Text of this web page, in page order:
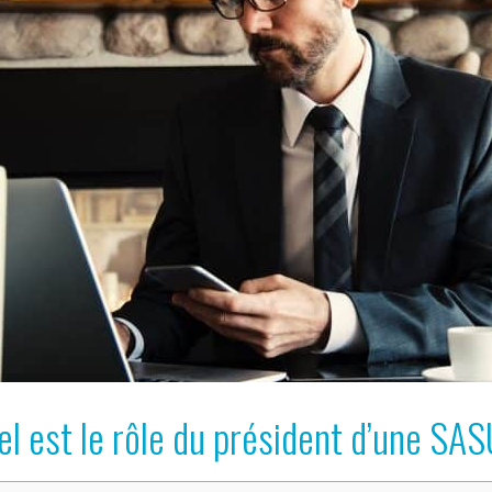
est le rôle du président d’une